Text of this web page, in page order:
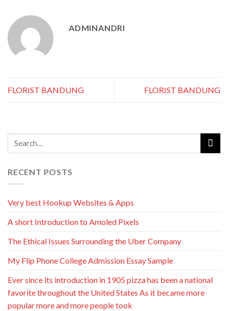
ADMINANDRI
FLORIST BANDUNG FLORIST BANDUNG
RECENT POSTS
Very best Hookup Websites & Apps
A short Introduction to Amoled Pixels
The Ethical Issues Surrounding the Uber Company
My Flip Phone College Admission Essay Sample
Ever since its introduction in 1905 pizza has been a national
favorite throughout the United States As it became more
popular more and more people took